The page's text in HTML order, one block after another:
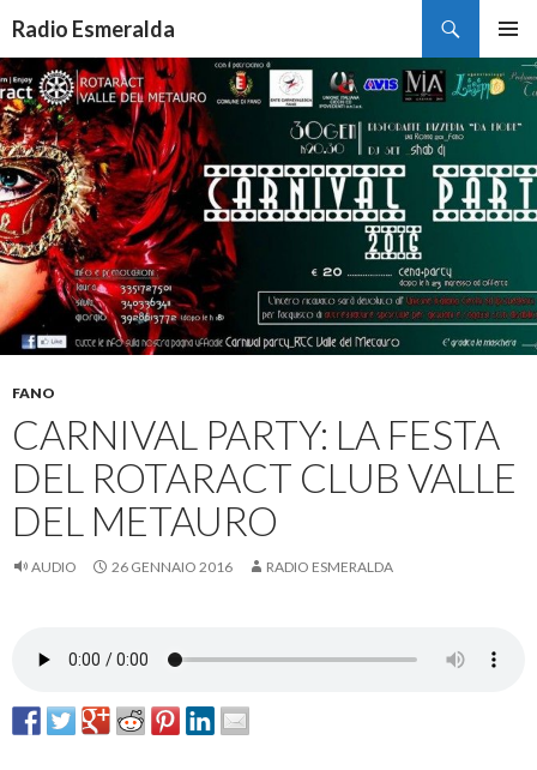
Radio Esmeralda
MENU
AL
CONTENUTO
FANO
CARNIVAL PARTY: LA FESTA
DEL ROTARACT CLUB VALLE
DEL METAURO
AUDIO 26 GENNAIO 2016 RADIO ESMERALDA